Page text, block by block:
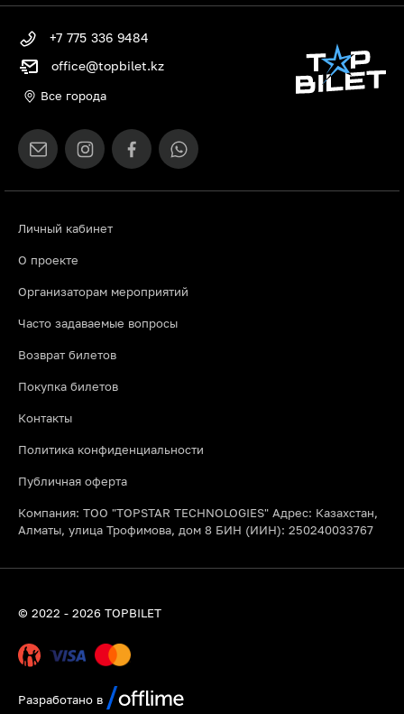
Личный кабинет
О проекте
Организаторам мероприятий
Часто задаваемые вопросы
Возврат билетов
Покупка билетов
Контакты
Политика конфиденциальности
Публичная оферта
Компания: ТОО "TOPSTAR TECHNOLOGIES" Адрес: Казахстан,
Алматы, улица Трофимова, дом 8 БИН (ИИН): 250240033767
+7 775 336 9484
office@topbilet.kz
Все города
© 2022 - 2026 TOPBILET
Разработано в